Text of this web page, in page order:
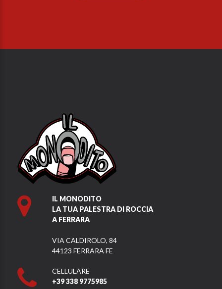
IL MONODITO
LA TUA PALESTRA DI ROCCIA
A FERRARA
VIA CALDIROLO, 84
44123 FERRARA FE
CELLULARE
+39 338 9775985